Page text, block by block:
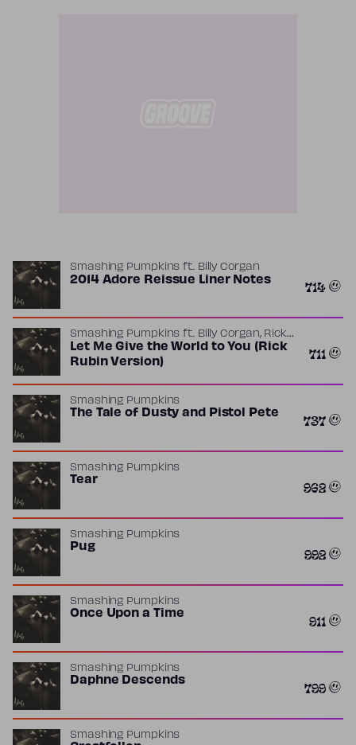
Smashing Pumpkins ft. Billy Corgan
2014 Adore Reissue Liner Notes 714
Smashing Pumpkins ft. Billy Corgan, Rick
Rubin
Let Me Give the World to You (Rick
Rubin Version)
711
Smashing Pumpkins
The Tale of Dusty and Pistol Pete 737
Smashing Pumpkins
Tear 962
Smashing Pumpkins
Pug 992
Smashing Pumpkins
Once Upon a Time 911
Smashing Pumpkins
Daphne Descends 799
Smashing Pumpkins